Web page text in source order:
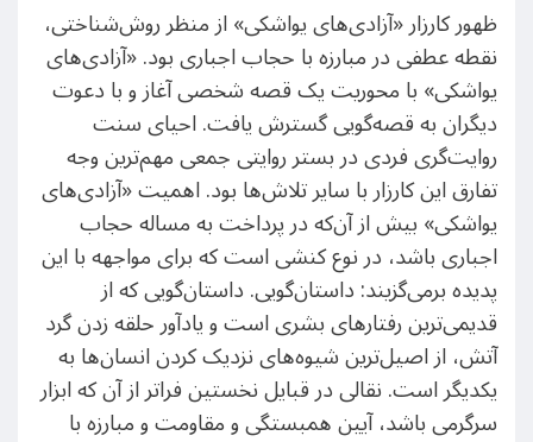
ظهور کارزار «آزادی‌های یواشکی» از منظر روش‌شناختی،
نقطه عطفی در مبارزه با حجاب اجباری بود. «آزادی‌های
یواشکی» با محوریت یک قصه شخصی آغاز و با دعوت
دیگران به قصه‌گویی گسترش یافت. احیای سنت
روایت‌گری فردی در بستر روایتی جمعی مهم‌ترین وجه
تفارق این کارزار با سایر تلاش‌ها بود. اهمیت «آزادی‌های
یواشکی» بیش از آن‌که در پرداخت به مساله حجاب
اجباری باشد، در نوع کنشی است که برای مواجهه با این
پدیده برمی‌گزیند: داستان‌گویی. داستان‌گویی که از
قدیمی‌ترین رفتارهای بشری است و یادآور حلقه زدن گرد
آتش، از اصیل‌ترین شیوه‌های نزدیک کردن انسان‌ها به
یکدیگر است. نقالی در قبایل نخستین فراتر از آن که ابزار
سرگرمی باشد، آیین همبستگی و مقاومت و مبارزه با